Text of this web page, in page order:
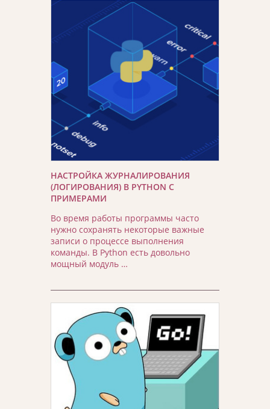
НАСТРОЙКА ЖУРНАЛИРОВАНИЯ
(ЛОГИРОВАНИЯ) В PYTHON С
ПРИМЕРАМИ
Во время работы программы часто
нужно сохранять некоторые важные
записи о процессе выполнения
команды. В Python есть довольно
мощный модуль …